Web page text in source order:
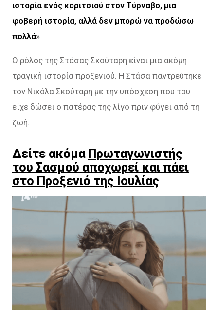
ιστορία ενός κοριτσιού στον Τύρναβο, μια
φοβερή ιστορία, αλλά δεν μπορώ να προδώσω
πολλά»
Ο ρόλος της Στάσας Σκούταρη είναι μια ακόμη
τραγική ιστορία προξενιού. Η Στάσα παντρεύτηκε
τον Νικόλα Σκούταρη με την υπόσχεση που του
είχε δώσει ο πατέρας της λίγο πριν φύγει από τη
ζωή.
Δείτε ακόμα Πρωταγωνιστής
του Σασμού αποχωρεί και πάει
στο Προξενιό της Ιουλίας